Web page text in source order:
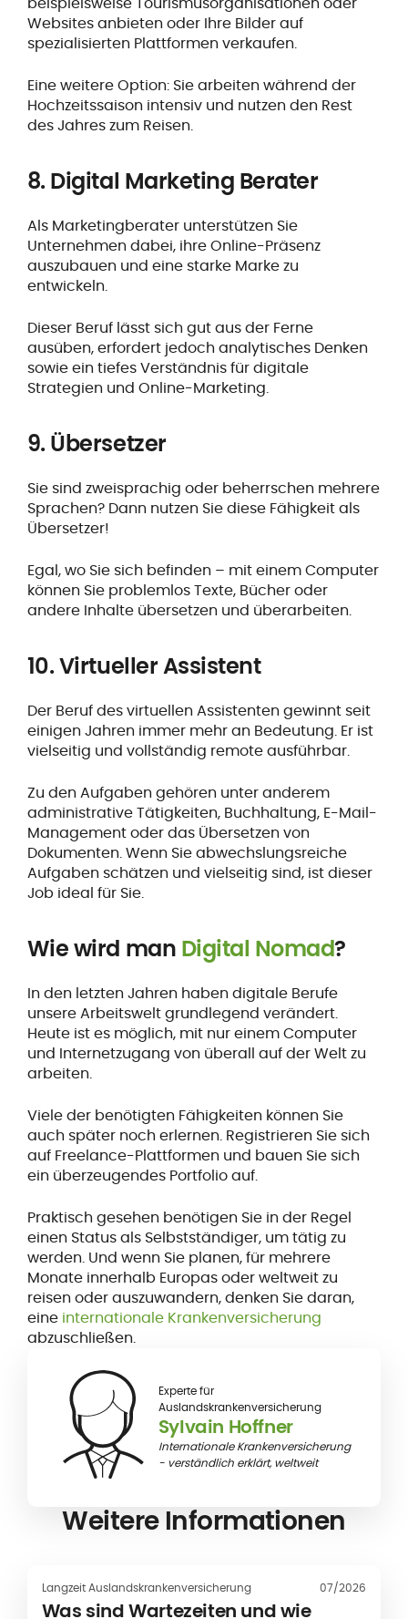
Websites anbieten oder Ihre Bilder auf
spezialisierten Plattformen verkaufen.
Eine weitere Option: Sie arbeiten während der
Hochzeitssaison intensiv und nutzen den Rest
des Jahres zum Reisen.
8. Digital Marketing Berater
Als Marketingberater unterstützen Sie
Unternehmen dabei, ihre Online-Präsenz
auszubauen und eine starke Marke zu
entwickeln.
Dieser Beruf lässt sich gut aus der Ferne
ausüben, erfordert jedoch analytisches Denken
sowie ein tiefes Verständnis für digitale
Strategien und Online-Marketing.
9. Übersetzer
Sie sind zweisprachig oder beherrschen mehrere
Sprachen? Dann nutzen Sie diese Fähigkeit als
Übersetzer!
Egal, wo Sie sich befinden – mit einem Computer
können Sie problemlos Texte, Bücher oder
andere Inhalte übersetzen und überarbeiten.
10. Virtueller Assistent
Der Beruf des virtuellen Assistenten gewinnt seit
einigen Jahren immer mehr an Bedeutung. Er ist
vielseitig und vollständig remote ausführbar.
Zu den Aufgaben gehören unter anderem
administrative Tätigkeiten, Buchhaltung, E-Mail-
Management oder das Übersetzen von
Dokumenten. Wenn Sie abwechslungsreiche
Aufgaben schätzen und vielseitig sind, ist dieser
Job ideal für Sie.
Wie wird man Digital Nomad?
In den letzten Jahren haben digitale Berufe
unsere Arbeitswelt grundlegend verändert.
Heute ist es möglich, mit nur einem Computer
und Internetzugang von überall auf der Welt zu
arbeiten.
Viele der benötigten Fähigkeiten können Sie
auch später noch erlernen. Registrieren Sie sich
auf Freelance-Plattformen und bauen Sie sich
ein überzeugendes Portfolio auf.
Praktisch gesehen benötigen Sie in der Regel
einen Status als Selbstständiger, um tätig zu
werden. Und wenn Sie planen, für mehrere
Monate innerhalb Europas oder weltweit zu
reisen oder auszuwandern, denken Sie daran,
eine internationale Krankenversicherung
abzuschließen.
Experte für
Auslandskrankenversicherung
Sylvain Hoffner
Internationale Krankenversicherung
- verständlich erklärt, weltweit
Weitere Informationen
Langzeit Auslandskrankenversicherung 07/2026
Was sind Wartezeiten und wie